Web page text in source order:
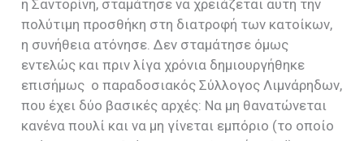
η Σαντορίνη, σταμάτησε να χρειάζεται αυτή την
πολύτιμη προσθήκη στη διατροφή των κατοίκων,
η συνήθεια ατόνησε. Δεν σταμάτησε όμως
εντελώς και πριν λίγα χρόνια δημιουργήθηκε
επισήμως ο παραδοσιακός Σύλλογος Λιμνάρηδων,
που έχει δύο βασικές αρχές: Να μη θανατώνεται
κανένα πουλί και να μη γίνεται εμπόριο (το οποίο